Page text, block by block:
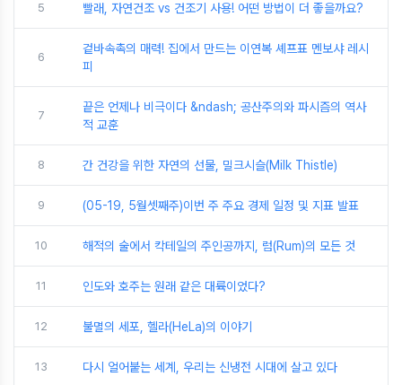
5 빨래, 자연건조 vs 건조기 사용! 어떤 방법이 더 좋을까요?
6
겉바속촉의 매력! 집에서 만드는 이연복 셰프표 멘보샤 레시
피
7
끝은 언제나 비극이다 &ndash; 공산주의와 파시즘의 역사
적 교훈
8 간 건강을 위한 자연의 선물, 밀크시슬(Milk Thistle)
9 (05-19, 5월셋째주)이번 주 주요 경제 일정 및 지표 발표
10 해적의 술에서 칵테일의 주인공까지, 럼(Rum)의 모든 것
11 인도와 호주는 원래 같은 대륙이었다?
12 불멸의 세포, 헬라(HeLa)의 이야기
13 다시 얼어붙는 세계, 우리는 신냉전 시대에 살고 있다